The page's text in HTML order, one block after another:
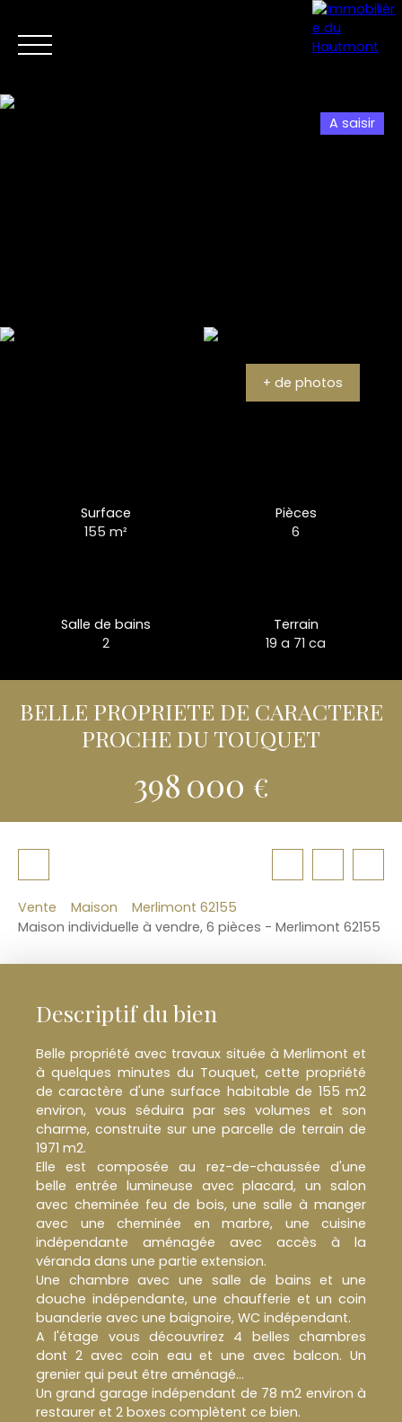
A saisir
+ de photos
Surface
155m²
Pièces
6
Salle de bains
2
Terrain
19 a 71 ca
BELLE PROPRIETE DE CARACTERE
PROCHE DU TOUQUET
398 000 €
Vente Maison
Merlimont 62155
Maison individuelle à vendre, 6 pièces - Merlimont 62155
Descriptif du bien
Belle propriété avec travaux située à Merlimont et
à quelques minutes du Touquet, cette propriété
de caractère d'une surface habitable de 155 m2
environ, vous séduira par ses volumes et son
charme, construite sur une parcelle de terrain de
1971 m2.
Elle est composée au rez-de-chaussée d'une
belle entrée lumineuse avec placard, un salon
avec cheminée feu de bois, une salle à manger
avec une cheminée en marbre, une cuisine
indépendante aménagée avec accès à la
véranda dans une partie extension.
Une chambre avec une salle de bains et une
douche indépendante, une chaufferie et un coin
buanderie avec une baignoire, WC indépendant.
A l'étage vous découvrirez 4 belles chambres
dont 2 avec coin eau et une avec balcon. Un
grenier qui peut être aménagé...
Un grand garage indépendant de 78 m2 environ à
restaurer et 2 boxes complètent ce bien.